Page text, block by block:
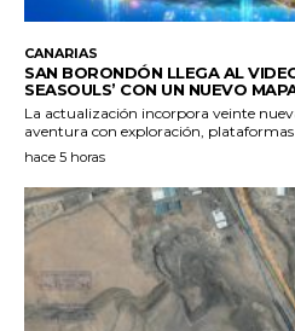
CANARIAS
SAN BORONDÓN LLEGA AL
SEASOULS’ CON UN NUEVO
La actualización incorpora veinte
aventura con exploración, plataformas
hace 5 horas